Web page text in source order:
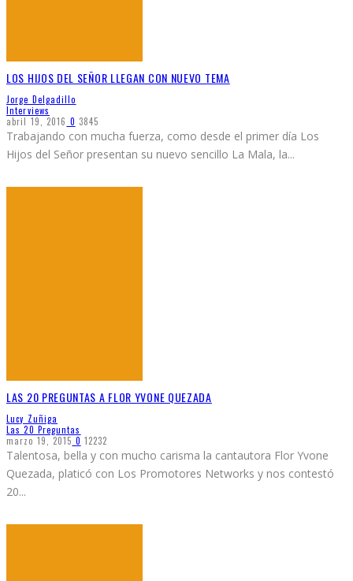
LOS HIJOS DEL SEÑOR LLEGAN CON NUEVO TEMA
Jorge Delgadillo
Interviews
abril 19, 2016 0 3845
Trabajando con mucha fuerza, como desde el primer día Los
Hijos del Señor presentan su nuevo sencillo La Mala, la...
LAS 20 PREGUNTAS A FLOR YVONE QUEZADA
Lucy Zuñiga
Las 20 Preguntas
marzo 19, 2015 0 12232
Talentosa, bella y con mucho carisma la cantautora Flor Yvone
Quezada, platicó con Los Promotores Networks y nos contestó
20...